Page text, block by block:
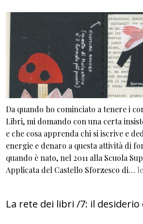
Da quando ho cominciato a tenere i
Libri, mi domando con una certa
e che cosa apprenda chi si iscrive e
energie e denaro a questa attività di
quando è nato, nel 2011 alla Scuola
Applicata del Castello Sforzesco di…
La rete dei libri /7: il desiderio